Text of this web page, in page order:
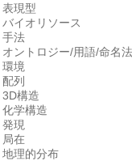
表現型
バイオリソース
手法
オントロジー/用語/命名法
環境
配列
3D構造
化学構造
発現
局在
地理的分布